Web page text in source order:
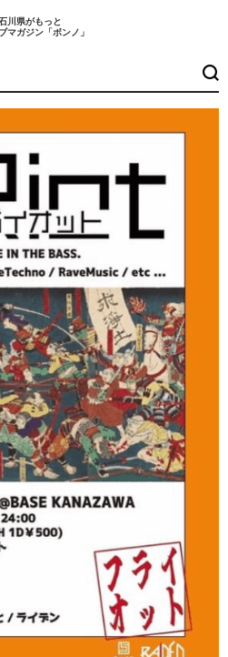
川県がもっと
マガジン「ボンノ」